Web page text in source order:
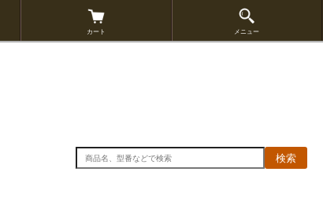
カート メニュー
検索